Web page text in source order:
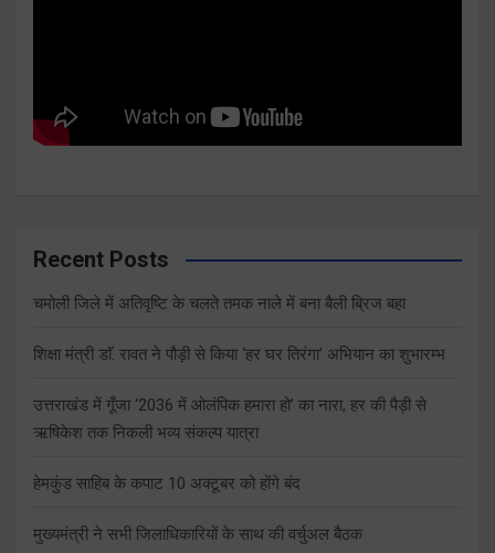
Recent Posts
चमोली जिले में अतिवृष्टि के चलते तमक नाले में बना बैली ब्रिज बहा
शिक्षा मंत्री डाॅ. रावत ने पौड़ी से किया ‘हर घर तिरंगा’ अभियान का शुभारम्भ
उत्तराखंड में गूँजा ‘2036 में ओलंपिक हमारा हो’ का नारा, हर की पैड़ी से
ऋषिकेश तक निकली भव्य संकल्प यात्रा
हेमकुंड साहिब के कपाट 10 अक्टूबर को होंगे बंद
मुख्यमंत्री ने सभी जिलाधिकारियों के साथ की वर्चुअल बैठक